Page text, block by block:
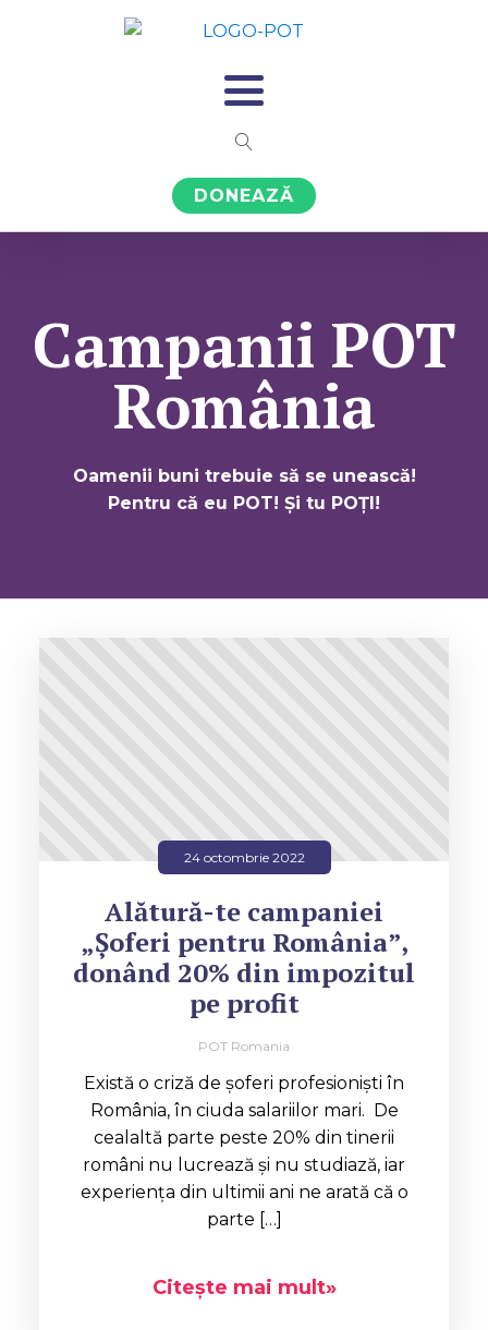
DONEAZĂ
Campanii POT
România
Oamenii buni trebuie să se unească!
Pentru că eu POT! Și tu POȚI!
24 octombrie 2022
Alătură-te campaniei
„Șoferi pentru România”,
donând 20% din impozitul
pe profit
POT Romania
Există o criză de şoferi profesionişti în
România, în ciuda salariilor mari. De
cealaltă parte peste 20% din tinerii
români nu lucrează și nu studiază, iar
experiența din ultimii ani ne arată că o
parte […]
Citește mai mult»